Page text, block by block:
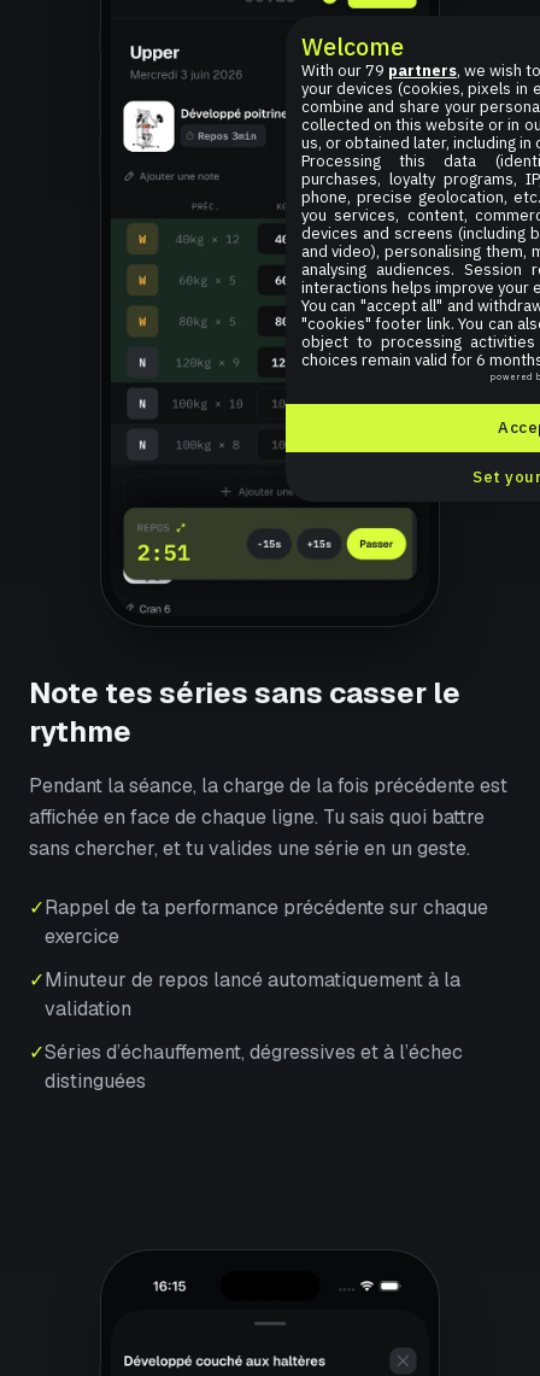
Note tes séries sans casser le
rythme
Pendant la séance, la charge de la fois précédente est
affichée en face de chaque ligne. Tu sais quoi battre
sans chercher, et tu valides une série en un geste.
✓Rappel de ta performance précédente sur chaque
exercice
✓Minuteur de repos lancé automatiquement à la
validation
✓Séries d’échauffement, dégressives et à l’échec
distinguées
Welcome
With our 79 partners, we wish
your devices (cookies, pixels in
combine and share your
collected on this website or in
us, or obtained later, including
Processing this data
purchases, loyalty programs,
phone, precise geolocation,
you services, content,
devices and screens (including
and video), personalising them,
analysing audiences.
interactions helps improve your
You can "accept all" and
"cookies" footer link. You can
object to processing
choices remain valid for 6
powered
Set